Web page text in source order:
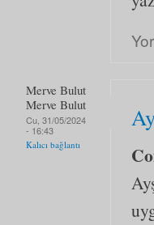
Merve Bulut
Merve Bulut
Cu, 31/05/2024
- 16:43
Kalıcı bağlantı